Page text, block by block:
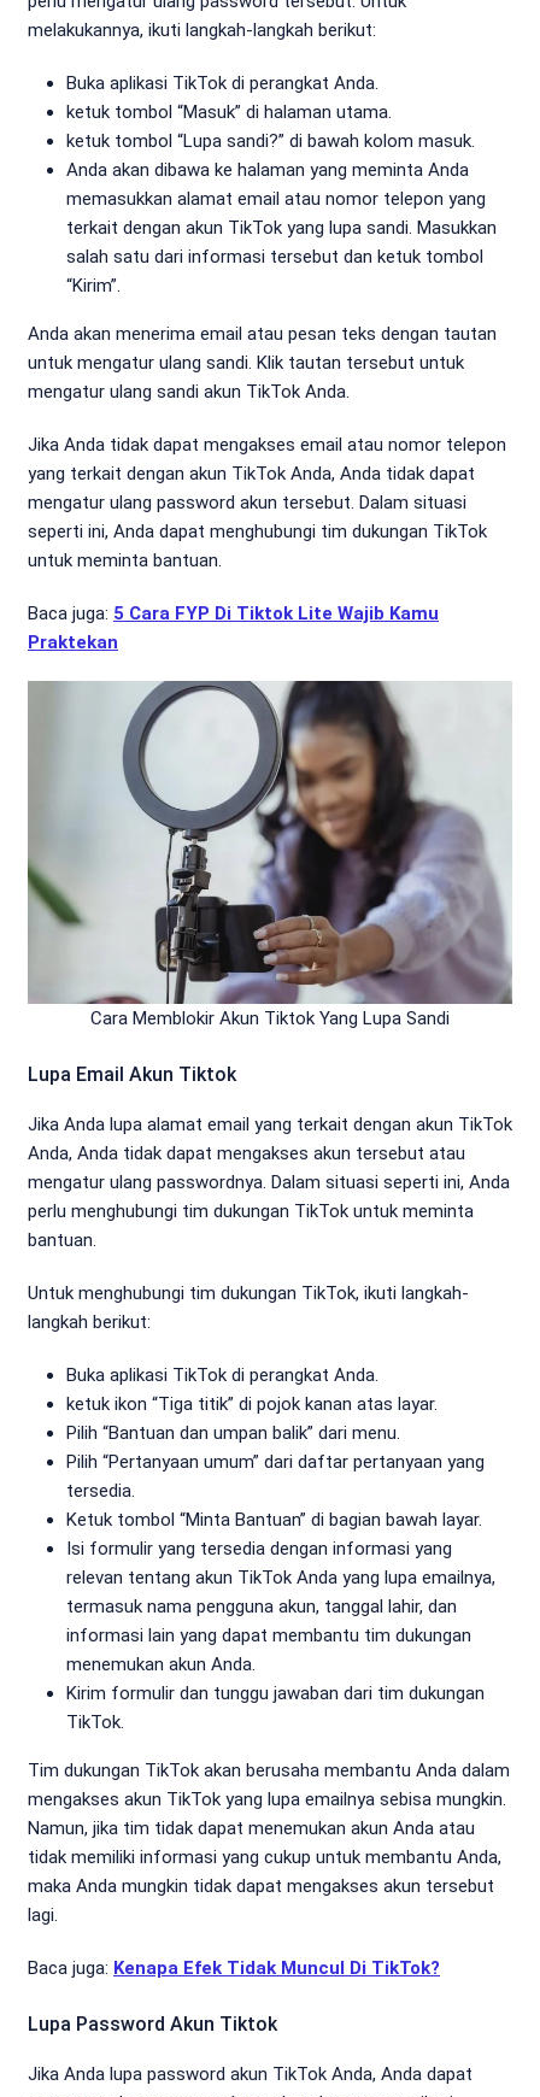
melakukannya, ikuti langkah-langkah berikut:
Buka aplikasi TikTok di perangkat Anda.
ketuk tombol “Masuk” di halaman utama.
ketuk tombol “Lupa sandi?” di bawah kolom masuk.
Anda akan dibawa ke halaman yang meminta Anda
memasukkan alamat email atau nomor telepon yang
terkait dengan akun TikTok yang lupa sandi. Masukkan
salah satu dari informasi tersebut dan ketuk tombol
“Kirim”.
Anda akan menerima email atau pesan teks dengan tautan
untuk mengatur ulang sandi. Klik tautan tersebut untuk
mengatur ulang sandi akun TikTok Anda.
Jika Anda tidak dapat mengakses email atau nomor telepon
yang terkait dengan akun TikTok Anda, Anda tidak dapat
mengatur ulang password akun tersebut. Dalam situasi
seperti ini, Anda dapat menghubungi tim dukungan TikTok
untuk meminta bantuan.
Baca juga: 5 Cara FYP Di Tiktok Lite Wajib Kamu
Praktekan
Cara Memblokir Akun Tiktok Yang Lupa Sandi
Lupa Email Akun Tiktok
Jika Anda lupa alamat email yang terkait dengan akun TikTok
Anda, Anda tidak dapat mengakses akun tersebut atau
mengatur ulang passwordnya. Dalam situasi seperti ini, Anda
perlu menghubungi tim dukungan TikTok untuk meminta
bantuan.
Untuk menghubungi tim dukungan TikTok, ikuti langkah-
langkah berikut:
Buka aplikasi TikTok di perangkat Anda.
ketuk ikon “Tiga titik” di pojok kanan atas layar.
Pilih “Bantuan dan umpan balik” dari menu.
Pilih “Pertanyaan umum” dari daftar pertanyaan yang
tersedia.
Ketuk tombol “Minta Bantuan” di bagian bawah layar.
Isi formulir yang tersedia dengan informasi yang
relevan tentang akun TikTok Anda yang lupa emailnya,
termasuk nama pengguna akun, tanggal lahir, dan
informasi lain yang dapat membantu tim dukungan
menemukan akun Anda.
Kirim formulir dan tunggu jawaban dari tim dukungan
TikTok.
Tim dukungan TikTok akan berusaha membantu Anda dalam
mengakses akun TikTok yang lupa emailnya sebisa mungkin.
Namun, jika tim tidak dapat menemukan akun Anda atau
tidak memiliki informasi yang cukup untuk membantu Anda,
maka Anda mungkin tidak dapat mengakses akun tersebut
lagi.
Baca juga: Kenapa Efek Tidak Muncul Di TikTok?
Lupa Password Akun Tiktok
Jika Anda lupa password akun TikTok Anda, Anda dapat